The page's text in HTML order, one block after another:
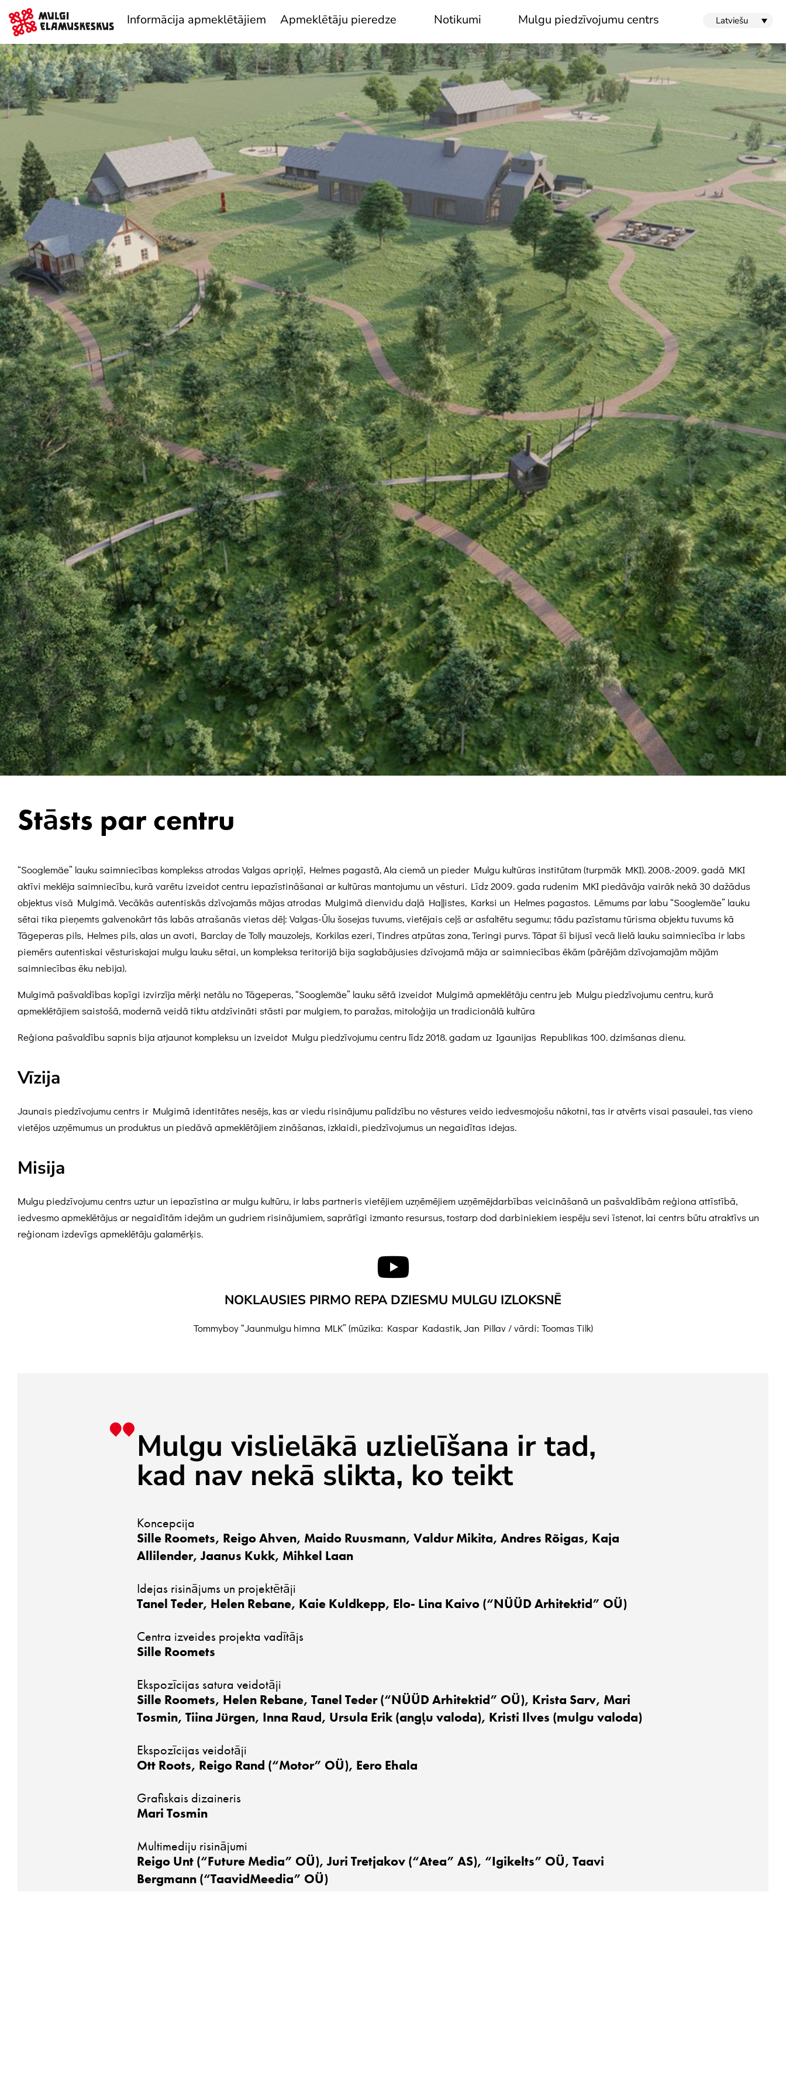
Informācija apmeklētājiem
Cenas un laiki
Nokļūšana
Apmeklētāju pieredze
Mulgu ērberģis
Pastāvīgā ekspozīcija
Par Mulgimā
Apmeklējuma
programmas grupām
Notikumi
Noorganizē savu
pasākumu
Notikumi
Mulgu piedzīvojumu centrs
Stāsts par centru
Kontakti
Jaunumi
Projekti
Latviešu
Stāsts par centru
“Sooglemäe” lauku saimniecības komplekss atrodas Valgas apriņķī, Helmes pagastā, Ala ciemā un pieder Mulgu kultūras institūtam (turpmāk MKI). 2008.-2009. gadā MKI
aktīvi meklēja saimniecību, kurā varētu izveidot centru iepazīstināšanai ar kultūras mantojumu un vēsturi. Līdz 2009. gada rudenim MKI piedāvāja vairāk nekā 30 dažādus
objektus visā Mulgimā. Vecākās autentiskās dzīvojamās mājas atrodas Mulgimā dienvidu daļā Haļļistes, Karksi un Helmes pagastos. Lēmums par labu “Sooglemäe” lauku
sētai tika pieņemts galvenokārt tās labās atrašanās vietas dēļ: Valgas-Ūlu šosejas tuvums, vietējais ceļš ar asfaltētu segumu; tādu pazīstamu tūrisma objektu tuvums kā
Tāgeperas pils, Helmes pils, alas un avoti, Barclay de Tolly mauzolejs, Korkilas ezeri, Tindres atpūtas zona, Teringi purvs. Tāpat šī bijusī vecā lielā lauku saimniecība ir labs
piemērs autentiskai vēsturiskajai mulgu lauku sētai, un kompleksa teritorijā bija saglabājusies dzīvojamā māja ar saimniecības ēkām (pārējām dzīvojamajām mājām
saimniecības ēku nebija).
Mulgimā pašvaldības kopīgi izvirzīja mērķi netālu no Tāgeperas, “Sooglemäe” lauku sētā izveidot Mulgimā apmeklētāju centru jeb Mulgu piedzīvojumu centru, kurā
apmeklētājiem saistošā, modernā veidā tiktu atdzīvināti stāsti par mulgiem, to paražas, mitoloģija un tradicionālā kultūra
Reģiona pašvaldību sapnis bija atjaunot kompleksu un izveidot Mulgu piedzīvojumu centru līdz 2018. gadam uz Igaunijas Republikas 100. dzimšanas dienu.
Vīzija
Jaunais piedzīvojumu centrs ir Mulgimā identitātes nesējs, kas ar viedu risinājumu palīdzību no vēstures veido iedvesmojošu nākotni, tas ir atvērts visai pasaulei, tas vieno
vietējos uzņēmumus un produktus un piedāvā apmeklētājiem zināšanas, izklaidi, piedzīvojumus un negaidītas idejas.
Misija
Mulgu piedzīvojumu centrs uztur un iepazīstina ar mulgu kultūru, ir labs partneris vietējiem uzņēmējiem uzņēmējdarbības veicināšanā un pašvaldībām reģiona attīstībā,
iedvesmo apmeklētājus ar negaidītām idejām un gudriem risinājumiem, saprātīgi izmanto resursus, tostarp dod darbiniekiem iespēju sevi īstenot, lai centrs būtu atraktīvs un
reģionam izdevīgs apmeklētāju galamērķis.
NOKLAUSIES PIRMO REPA DZIESMU MULGU IZLOKSNĒ
Tommyboy “Jaunmulgu himna MLK” (mūzika: Kaspar Kadastik, Jan Pillav / vārdi: Toomas Tilk)
Mulgu vislielākā uzlielīšana ir tad,
kad nav nekā slikta, ko teikt
Koncepcija
Sille Roomets, Reigo Ahven, Maido Ruusmann, Valdur Mikita, Andres Rõigas, Kaja
Allilender, Jaanus Kukk, Mihkel Laan
Idejas risinājums un projektētāji
Tanel Teder, Helen Rebane, Kaie Kuldkepp, Elo- Lina Kaivo (“NÜÜD Arhitektid” OÜ)
Centra izveides projekta vadītājs
Sille Roomets
Ekspozīcijas satura veidotāji
Sille Roomets, Helen Rebane, Tanel Teder (“NÜÜD Arhitektid” OÜ), Krista Sarv, Mari
Tosmin, Tiina Jürgen, Inna Raud, Ursula Erik (angļu valoda), Kristi Ilves (mulgu valoda)
Ekspozīcijas veidotāji
Ott Roots, Reigo Rand (“Motor” OÜ), Eero Ehala
Grafiskais dizaineris
Mari Tosmin
Multimediju risinājumi
Reigo Unt (“Future Media” OÜ), Juri Tretjakov (“Atea” AS), “Igikelts” OÜ, Taavi
Bergmann (“TaavidMeedia” OÜ)